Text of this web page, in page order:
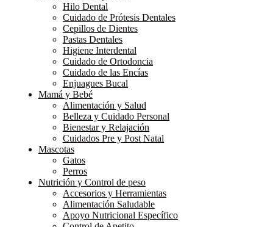
Hilo Dental
Cuidado de Prótesis Dentales
Cepillos de Dientes
Pastas Dentales
Higiene Interdental
Cuidado de Ortodoncia
Cuidado de las Encías
Enjuagues Bucal
Mamá y Bebé
Alimentación y Salud
Belleza y Cuidado Personal
Bienestar y Relajación
Cuidados Pre y Post Natal
Mascotas
Gatos
Perros
Nutrición y Control de peso
Accesorios y Herramientas
Alimentación Saludable
Apoyo Nutricional Específico